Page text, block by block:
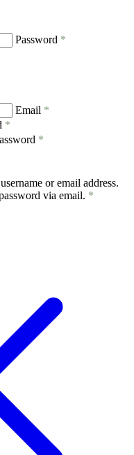
Password *
Email *
*
*
or email address.
via email. *